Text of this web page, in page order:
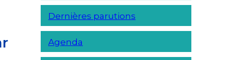
Dernières parutions
Agenda